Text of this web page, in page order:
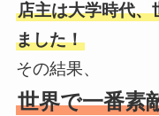
店主は大学時代、
ました！
その結果、
世界で一番素